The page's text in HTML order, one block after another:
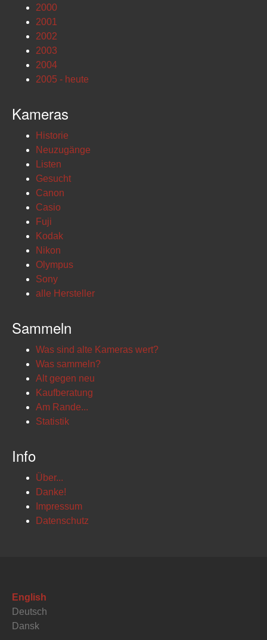
2000
2001
2002
2003
2004
2005 - heute
Kameras
Historie
Neuzugänge
Listen
Gesucht
Canon
Casio
Fuji
Kodak
Nikon
Olympus
Sony
alle Hersteller
Sammeln
Was sind alte Kameras wert?
Was sammeln?
Alt gegen neu
Kaufberatung
Am Rande...
Statistik
Info
Über...
Danke!
Impressum
Datenschutz
English
Deutsch
Dansk